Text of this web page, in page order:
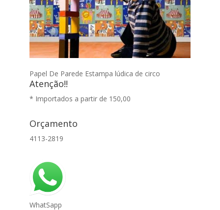
Papel De Parede Estampa lúdica de circo
Atenção!!
* Importados a partir de 150,00
Orçamento
4113-2819
WhatSapp